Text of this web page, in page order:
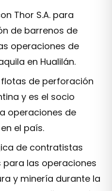
Thor S.A. para
de barrenos de
operaciones de
en Hualilán.
de perforación
y es el socio
operaciones de
el país.
de contratistas
las operaciones
y minería durante la